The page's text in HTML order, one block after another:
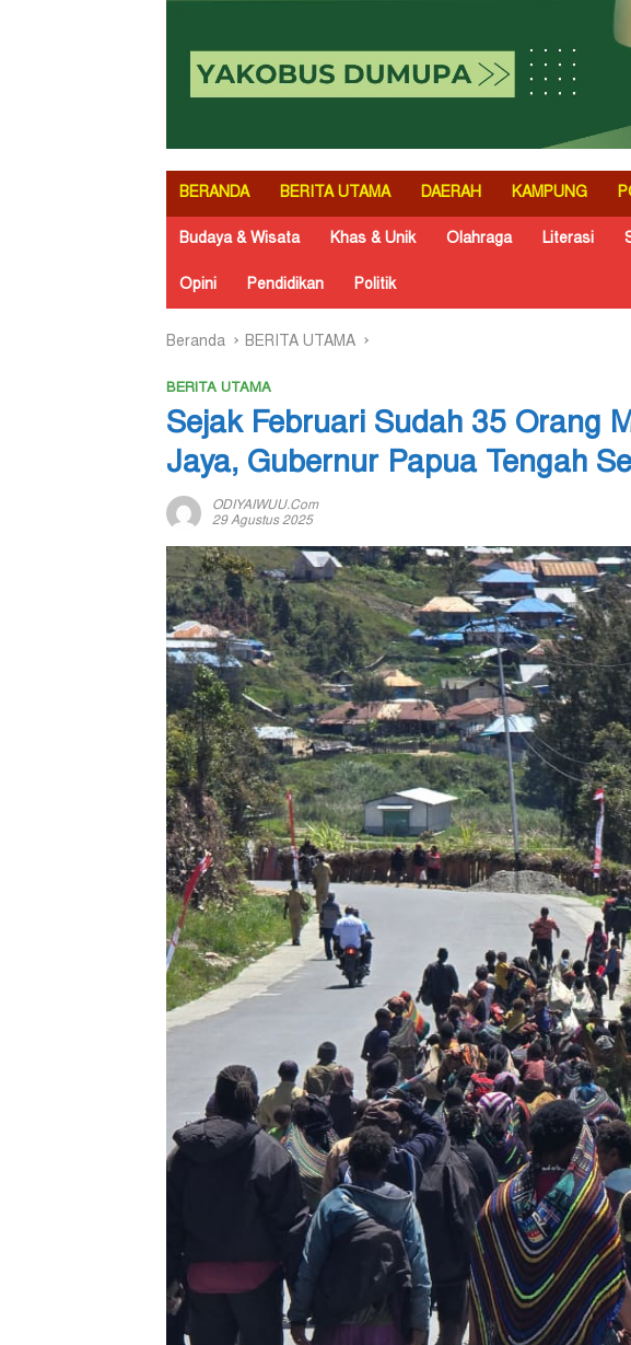
BERANDA BERITA UTAMA DAERAH KAMPUNG
Budaya & Wisata Khas & Unik Olahraga Literasi
Opini Pendidikan Politik
Beranda BERITA UTAMA
BERITA UTAMA
Sejak Februari Sudah 35 Orang
Jaya, Gubernur Papua Tengah
ODIYAIWUU.com
29 Agustus 2025